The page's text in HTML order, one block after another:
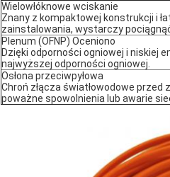
Wielowłóknowe wciskanie
Znany z kompaktowej konstrukcji i
zainstalowania, wystarczy
Plenum (OFNP) Oceniono
Dzięki odporności ogniowej i niskiej
najwyższej odporności ogniowej.
Osłona przeciwpyłowa
Chroń złącza światłowodowe
poważne spowolnienia lub awarie